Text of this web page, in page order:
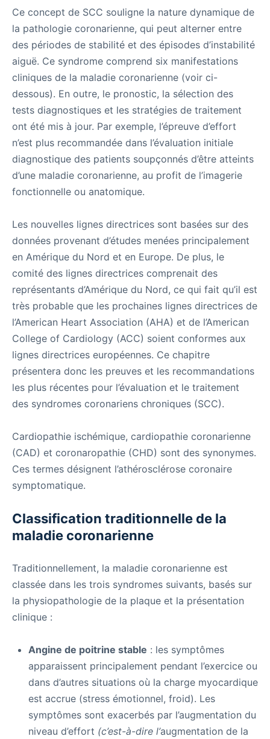
Ce concept de SCC souligne la nature dynamique de
la pathologie coronarienne, qui peut alterner entre
des périodes de stabilité et des épisodes d’instabilité
aiguë. Ce syndrome comprend six manifestations
cliniques de la maladie coronarienne (voir ci-
dessous). En outre, le pronostic, la sélection des
tests diagnostiques et les stratégies de traitement
ont été mis à jour. Par exemple, l’épreuve d’effort
n’est plus recommandée dans l’évaluation initiale
diagnostique des patients soupçonnés d’être atteints
d’une maladie coronarienne, au profit de l’imagerie
fonctionnelle ou anatomique.
Les nouvelles lignes directrices sont basées sur des
données provenant d’études menées principalement
en Amérique du Nord et en Europe. De plus, le
comité des lignes directrices comprenait des
représentants d’Amérique du Nord, ce qui fait qu’il est
très probable que les prochaines lignes directrices de
l’American Heart Association (AHA) et de l’American
College of Cardiology (ACC) soient conformes aux
lignes directrices européennes. Ce chapitre
présentera donc les preuves et les recommandations
les plus récentes pour l’évaluation et le traitement
des syndromes coronariens chroniques (SCC).
Cardiopathie ischémique, cardiopathie coronarienne
(CAD) et coronaropathie (CHD) sont des synonymes.
Ces termes désignent l’athérosclérose coronaire
symptomatique.
Classification traditionnelle de la
maladie coronarienne
Traditionnellement, la maladie coronarienne est
classée dans les trois syndromes suivants, basés sur
la physiopathologie de la plaque et la présentation
clinique :
Angine de poitrine stable : les symptômes
apparaissent principalement pendant l’exercice ou
dans d’autres situations où la charge myocardique
est accrue (stress émotionnel, froid). Les
symptômes sont exacerbés par l’augmentation du
niveau d’effort (c’est-à-dire l’augmentation de la